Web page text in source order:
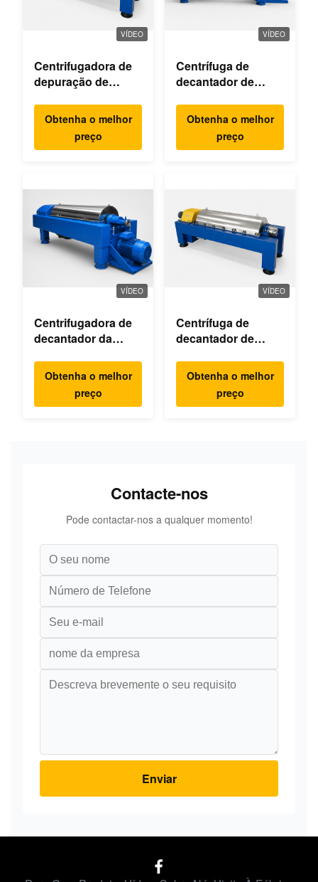
VÍDEO
Centrifugadora de
depuração de
Obtenha o melhor
preço
VÍDEO
Centrífuga de
decantador de
de palma
Obtenha o melhor
preço
VÍDEO
Centrifugadora de
decantador da
fina
Obtenha o melhor
preço
VÍDEO
Centrífuga de
decantador de
cálcio
Obtenha o melhor
preço
Contacte-nos
Pode contactar-nos a qualquer momento!
Enviar